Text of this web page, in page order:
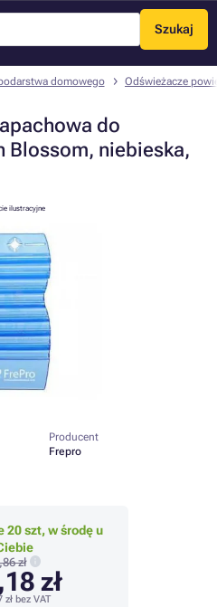
Szukaj
Menu
domowego Odświeżacze
do
Blossom, niebieska,
ilustracyjne
Producent
Frepro
20 szt, w środę u
zł
zł
zł bez VAT